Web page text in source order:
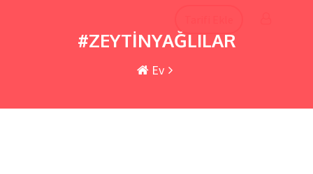
#ZEYTİNYAĞLILAR
Ev